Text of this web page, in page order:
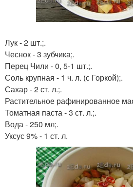
Лук - 2 шт.;.
Чеснок - 3 зубчика;.
Перец Чили - 0, 5-1 шт.;.
Соль крупная - 1 ч. л. (с Горкой);.
Сахар - 2 ст. л.;.
Растительное рафинированное
Томатная паста - 3 ст. л.;.
Вода - 250 мл;.
Уксус 9% - 1 ст. л.